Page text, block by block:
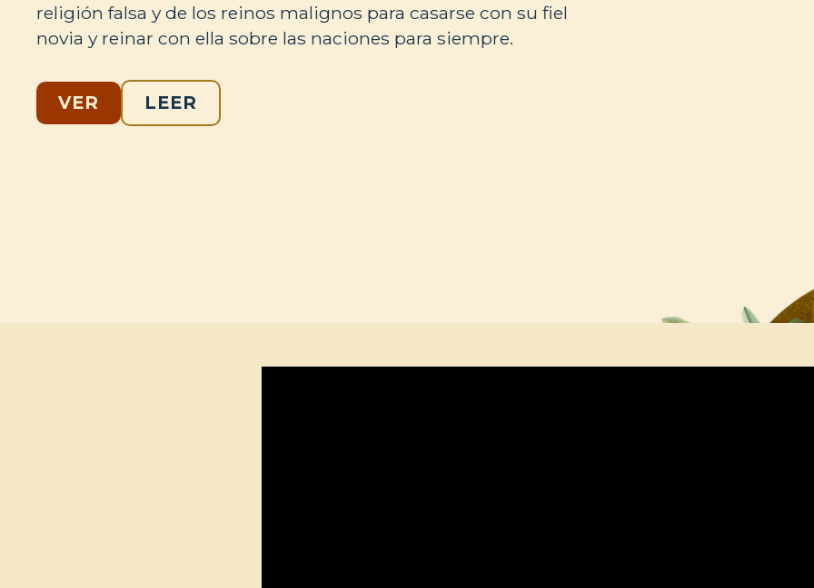
religión falsa y de los reinos malignos para casarse con su fiel
novia y reinar con ella sobre las naciones para siempre.
VER LEER